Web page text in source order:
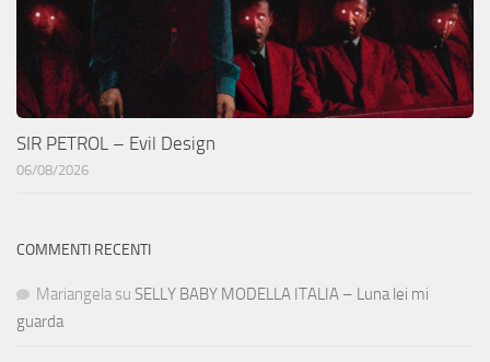
SIR PETROL – Evil Design
06/08/2026
COMMENTI RECENTI
Mariangela su SELLY BABY MODELLA ITALIA – Luna lei mi
guarda